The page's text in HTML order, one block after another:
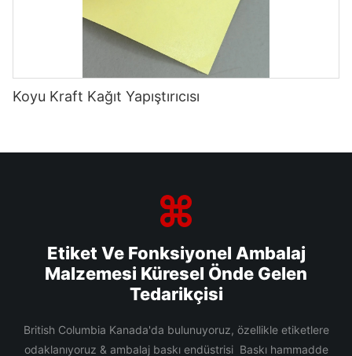
Koyu Kraft Kağıt Yapıştırıcısı
Etiket Ve Fonksiyonel Ambalaj
Malzemesi Küresel Önde Gelen
Tedarikçisi
British Columbia Kanada'da bulunuyoruz, özellikle etiketlere
odaklanıyoruz & ambalaj baskı endüstrisi Baskı hammadde